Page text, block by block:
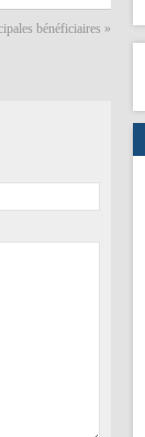
bénéficiaires »